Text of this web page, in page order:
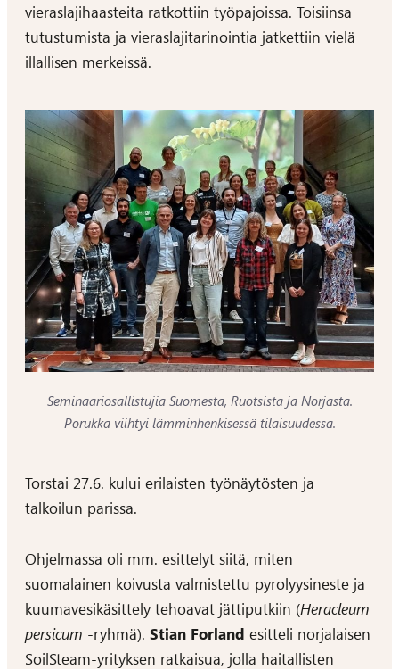
vieraslajihaasteita ratkottiin työpajoissa. Toisiinsa
tutustumista ja vieraslajitarinointia jatkettiin vielä
illallisen merkeissä.
Seminaariosallistujia Suomesta, Ruotsista ja Norjasta.
Porukka viihtyi lämminhenkisessä tilaisuudessa.
Torstai 27.6. kului erilaisten työnäytösten ja
talkoilun parissa.
Ohjelmassa oli mm. esittelyt siitä, miten
suomalainen koivusta valmistettu pyrolyysineste ja
kuumavesikäsittely tehoavat jättiputkiin (Heracleum
persicum -ryhmä). Stian Forland esitteli norjalaisen
SoilSteam-yrityksen ratkaisua, jolla haitallisten